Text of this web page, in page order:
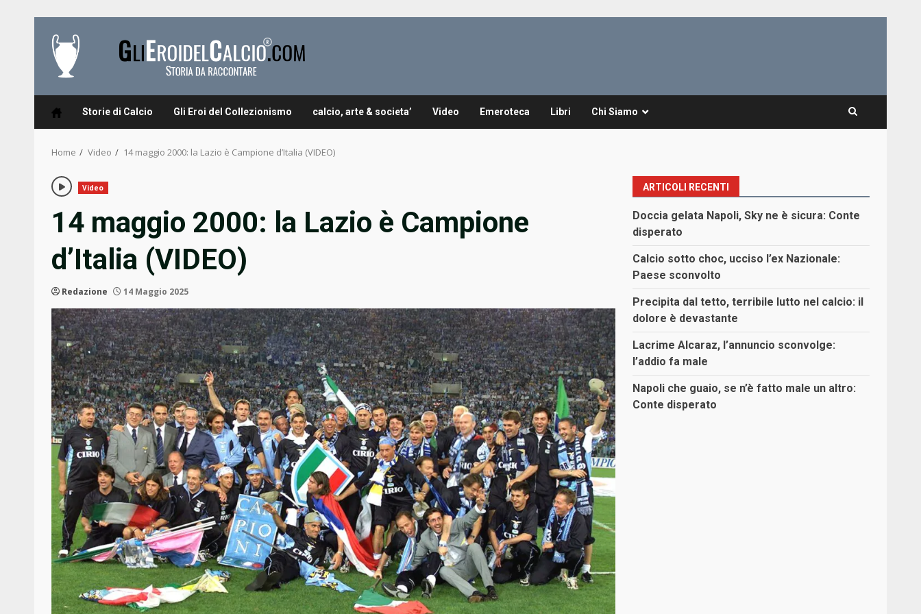
content
Storie di Calcio Gli Eroi del Collezionismo calcio, arte & societa’ Video Emeroteca Libri Chi Siamo
Home Video 14 maggio 2000: la Lazio è Campione d’Italia (VIDEO)
Video
14 maggio 2000: la Lazio è Campione
d’Italia (VIDEO)
Redazione 14 Maggio 2025
ARTICOLI RECENTI
Doccia gelata Napoli, Sky ne è sicura: Conte
disperato
Calcio sotto choc, ucciso l’ex Nazionale:
Paese sconvolto
Precipita dal tetto, terribile lutto nel calcio: il
dolore è devastante
Lacrime Alcaraz, l’annuncio sconvolge:
l’addio fa male
Napoli che guaio, se n’è fatto male un altro:
Conte disperato